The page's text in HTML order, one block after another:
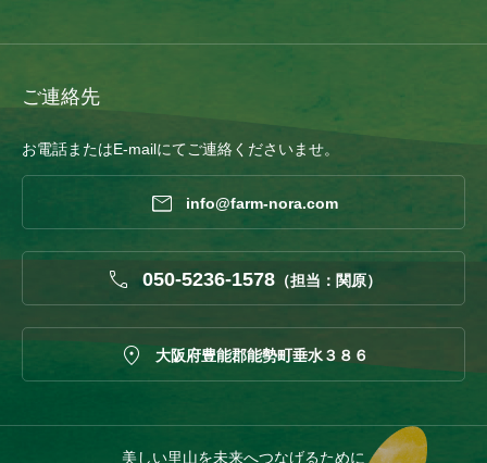
ご連絡先
お電話またはE-mailにてご連絡くださいませ。
 info@farm-nora.com
 050-5236-1578 （担当：関原）
 大阪府豊能郡能勢町垂水３８６
美しい里山を未来へつなげるために